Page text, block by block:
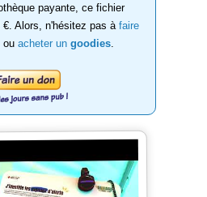
payante, ce fichier
Alors, n'hésitez pas à faire
, ou acheter un goodies